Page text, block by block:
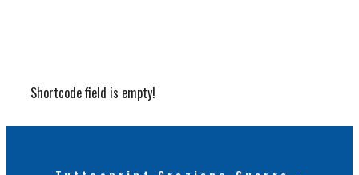
Shortcode field is empty!